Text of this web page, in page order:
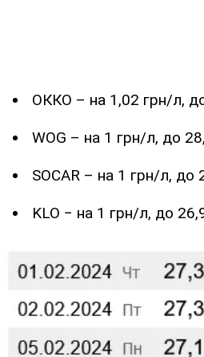
ОККО – на 1,02 грн/л,
WOG – на 1 грн/л, до
SOCAR – на 1 грн/л, до
KLO − на 1 грн/л, до